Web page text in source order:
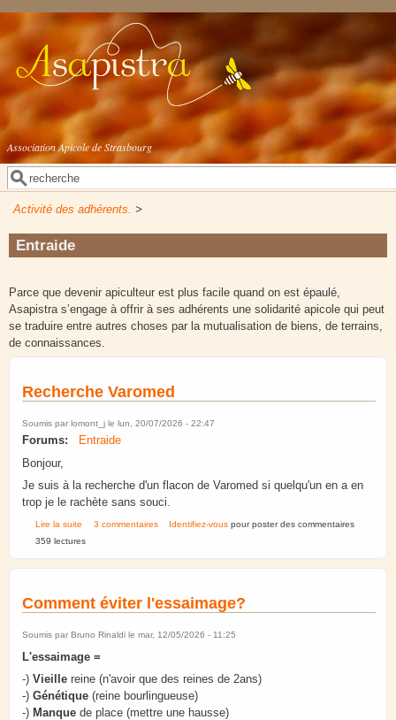
Aller au contenu principal
Association Apicole de Strasbourg
Formulaire de recherche
Rechercher
Activité des adhérents. >
Entraide
Parce que devenir apiculteur est plus facile quand on est épaulé,
Asapistra s’engage à offrir à ses adhérents une solidarité apicole qui peut
se traduire entre autres choses par la mutualisation de biens, de terrains,
de connaissances.
Recherche Varomed
Soumis par lomont_j le lun, 20/07/2026 - 22:47
Forums:
Entraide
Bonjour,
Je suis à la recherche d'un flacon de Varomed si quelqu'un en a en
trop je le rachète sans souci.
Lire la suite de Recherche Varomed
3 commentaires Identifiez-vous pour poster des commentaires
359 lectures
Comment éviter l'essaimage?
Soumis par Bruno Rinaldi le mar, 12/05/2026 - 11:25
L'essaimage =
-) Vieille reine (n'avoir que des reines de 2ans)
-) Génétique (reine bourlingueuse)
-) Manque de place (mettre une hausse)